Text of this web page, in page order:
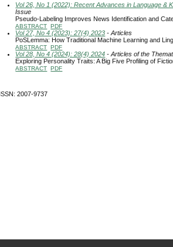
Vol 26, No 1 (2022): Recent Advances in Language &
Issue
Pseudo-Labeling Improves News Identification and
ABSTRACT PDF
Vol 27, No 4 (2023): 27(4) 2023 - Articles
PoSLemma: How Traditional Machine Learning and
ABSTRACT PDF
Vol 28, No 4 (2024): 28(4) 2024 - Articles of the
Exploring Personality Traits: A Big Five Profiling of
ABSTRACT PDF
ISSN: 2007-9737